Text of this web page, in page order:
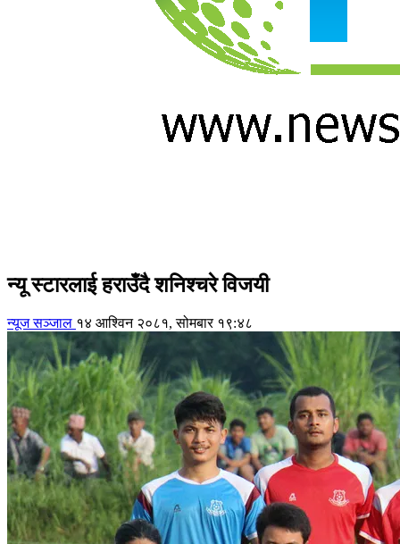
न्यू स्टारलाई हराउँदै शनिश्चरे विजयी
न्यूज सञ्जाल १४ आश्विन २०८१, सोमबार १९:४८